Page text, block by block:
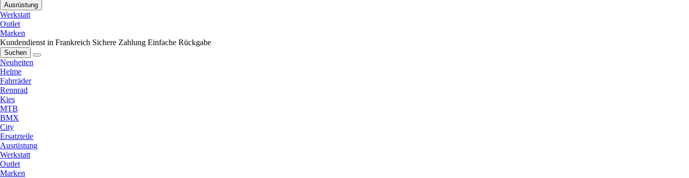
Ausrüstung
Werkstatt
Outlet
Marken
Kundendienst in Frankreich Sichere Zahlung Einfache Rückgabe
Suchen
Neuheiten
Helme
Fahrräder
Rennrad
Kies
MTB
BMX
City
Ersatzteile
Ausrüstung
Werkstatt
Outlet
Marken